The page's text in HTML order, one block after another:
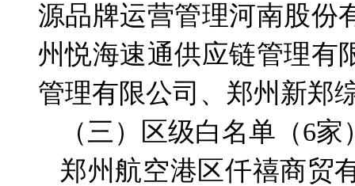
源品牌运营管理河南股份
州悦海速通供应链管理有
管理有限公司、郑州新郑
（三）区级白名单（6家
郑州航空港区仟禧商贸